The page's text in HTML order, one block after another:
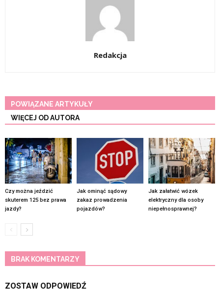
Redakcja
POWIĄZANE ARTYKUŁY
WIĘCEJ OD AUTORA
Czy można jeździć
skuterem 125 bez prawa
jazdy?
Jak ominąć sądowy
zakaz prowadzenia
pojazdów?
Jak załatwić wózek
elektryczny dla osoby
niepełnosprawnej?
BRAK KOMENTARZY
ZOSTAW ODPOWIEDŹ